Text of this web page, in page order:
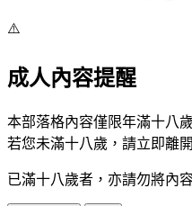
⚠️
成人內容提醒
本部落格內容僅限年滿十八
若您未滿十八歲，請立即離
已滿十八歲者，亦請勿將內